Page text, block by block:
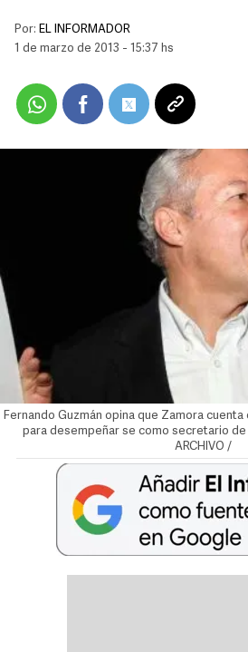
Por: EL INFORMADOR
1 de marzo de 2013 - 15:37 hs
Fernando Guzmán opina que Zamora
para desempeñar se como secretario
ARCHIVO /